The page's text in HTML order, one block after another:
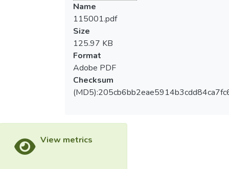
Name
115001.pdf
Size
125.97 KB
Format
Adobe PDF
Checksum
View metrics